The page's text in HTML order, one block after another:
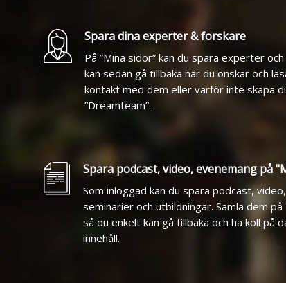
Spara dina experter & forskare
På ”Mina sidor” kan du spara experter
kan sedan gå tillbaka när du önskar och
kontakt med dem eller varför inte skapa
”Dreamteam”.
Spara podcast, video, evenemang på
Som inloggad kan du spara podcast,
seminarier och utbildningar. Samla dem
så du enkelt kan gå tillbaka och ha koll på
innehåll.